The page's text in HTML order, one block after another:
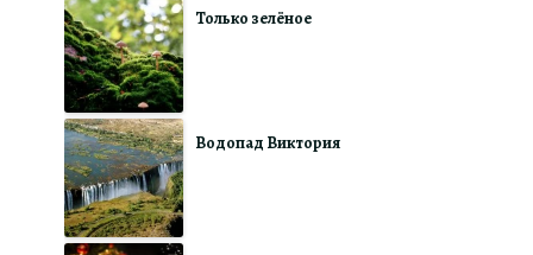
Только зелёное
Водопад Виктория